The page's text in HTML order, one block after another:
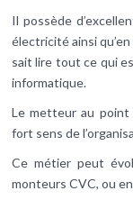
Il possède
électricité ainsi
sait lire tout ce qui
informatique.
Le metteur au point
fort sens de
Ce métier peut
monteurs CVC, ou